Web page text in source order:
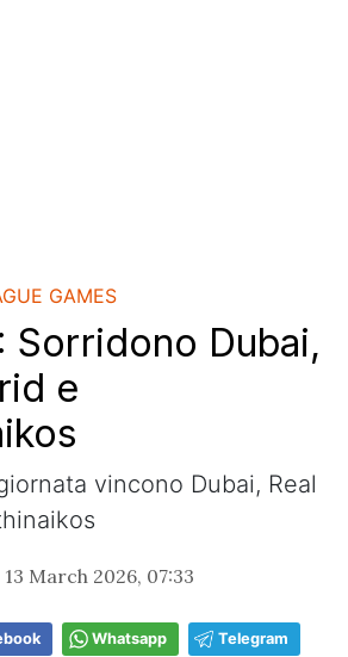
GAMES
Sorridono Dubai,
e
vincono Dubai, Real
13 March 2026, 07:33
Whatsapp Telegram